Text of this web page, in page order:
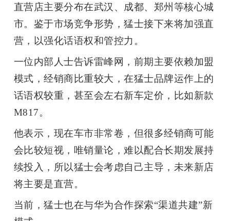
直营店主要分布在武汉、成都、郑州等核心城
市。鉴于市场竞争形势，猛士接下来将加强直
营，以强化话语权和管控力。
一位内部人士告诉雷峰网，前期主要依赖加盟
模式，经销商比重较大，在猛士品牌运作上的
话语权较重，甚至会左右新车定价，比如新款
M817。
他表示，现在车市非常卷，但很多经销商可能
会比较短视，唯销量论，难以配合长期发展持
续投入，所以猛士会考虑自己主导，未来新店
将主要是直营。
当前，猛士也在与华为合作探索“渠道共建”新